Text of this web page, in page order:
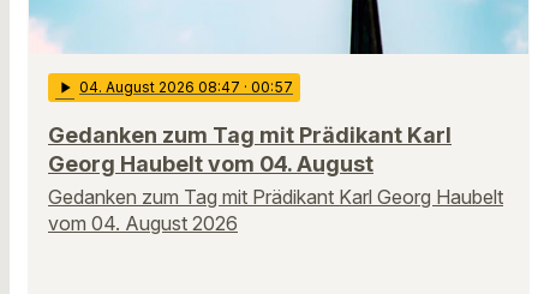
play_arrow 04. August 2026 08:47 · 00:57
Gedanken zum Tag mit Prädikant Karl
Georg Haubelt vom 04. August
Gedanken zum Tag mit Prädikant Karl Georg Haubelt
vom 04. August 2026